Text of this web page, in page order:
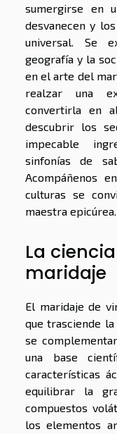
sumergirse en
desvanecen y
universal. Se
geografía y la
en el arte del
realzar una
convertirla en
descubrir los
impecable
sinfonías de
Acompáñenos
culturas se
maestra epicúrea.
La
maridaje
El maridaje de
que trasciende
se
una base
características
equilibrar la
compuestos
los elementos